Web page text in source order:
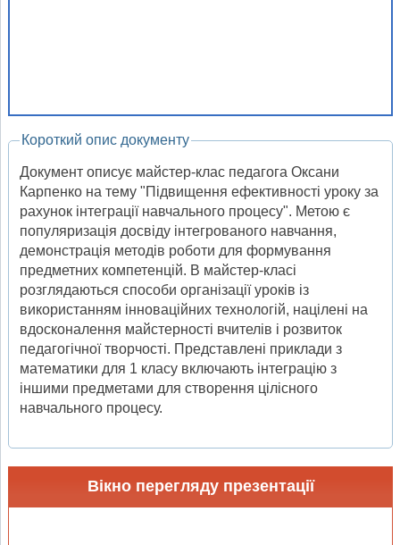
Короткий опис документу
Документ описує майстер-клас педагога Оксани
Карпенко на тему "Підвищення ефективності уроку за
рахунок інтеграції навчального процесу". Метою є
популяризація досвіду інтегрованого навчання,
демонстрація методів роботи для формування
предметних компетенцій. В майстер-класі
розглядаються способи організації уроків із
використанням інноваційних технологій, націлені на
вдосконалення майстерності вчителів і розвиток
педагогічної творчості. Представлені приклади з
математики для 1 класу включають інтеграцію з
іншими предметами для створення цілісного
навчального процесу.
Вікно перегляду презентації